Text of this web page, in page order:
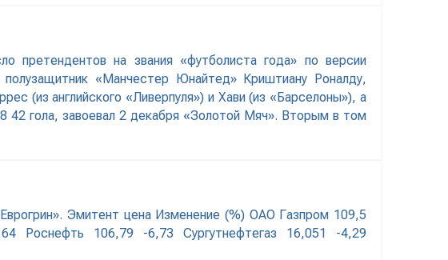
на звания «футболиста года» по версии
«Манчестер Юнайтед» Криштиану Роналду,
(из английского «Ливерпуля») и Хави (из «Барселоны»), а
42 гола, завоевал 2 декабря «Золотой Мяч». Вторым в том
Эмитент цена Изменение (%) ОАО Газпром 109,5
Роснефть 106,79 -6,73 Сургутнефтегаз 16,051 -4,29